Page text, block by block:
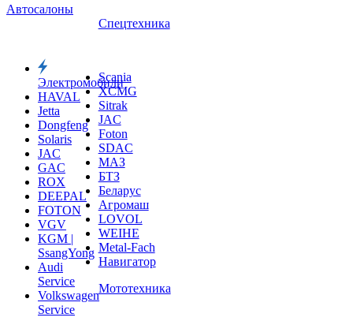
Электромобили
HAVAL
Jetta
Dongfeng
Solaris
JAC
GAC
ROX
DEEPAL
FOTON
VGV
KGM |
SsangYong
Audi
Service
Volkswagen
Service
XCMG
Sitrak
JAC
Foton
SDAC
МАЗ
БТЗ
Беларус
Агромаш
LOVOL
WEIHE
Metal-Fach
Навигатор